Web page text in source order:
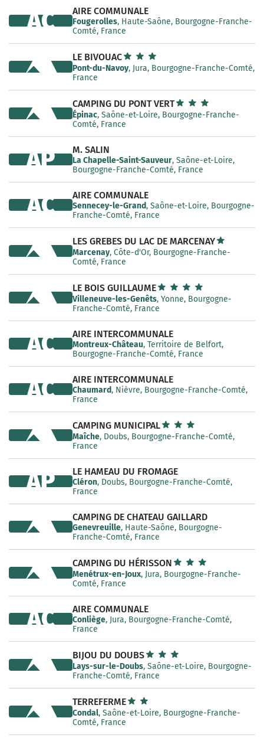
AIRE COMMUNALE
Fougerolles, Haute-Saône, Bourgogne-Franche-
Comté, France
AC
LE BIVOUAC
Pont-du-Navoy, Jura, Bourgogne-Franche-Comté,
France
CAMPING DU PONT VERT
Épinac, Saône-et-Loire, Bourgogne-Franche-
Comté, France
M. SALIN
La Chapelle-Saint-Sauveur, Saône-et-Loire,
Bourgogne-Franche-Comté, France
AP
AIRE COMMUNALE
Sennecey-le-Grand, Saône-et-Loire, Bourgogne-
Franche-Comté, France
AC
LES GREBES DU LAC DE MARCENAY
Marcenay, Côte-d'Or, Bourgogne-Franche-
Comté, France
LE BOIS GUILLAUME
Villeneuve-les-Genêts, Yonne, Bourgogne-
Franche-Comté, France
AIRE INTERCOMMUNALE
Montreux-Château, Territoire de Belfort,
Bourgogne-Franche-Comté, France
AC
AIRE INTERCOMMUNALE
Chaumard, Nièvre, Bourgogne-Franche-Comté,
France
AC
CAMPING MUNICIPAL
Maîche, Doubs, Bourgogne-Franche-Comté,
France
LE HAMEAU DU FROMAGE
Cléron, Doubs, Bourgogne-Franche-Comté,
France
AP
CAMPING DE CHATEAU GAILLARD
Genevreuille, Haute-Saône, Bourgogne-
Franche-Comté, France
CAMPING DU HÉRISSON
Menétrux-en-Joux, Jura, Bourgogne-Franche-
Comté, France
AIRE COMMUNALE
Conliège, Jura, Bourgogne-Franche-Comté,
France
AC
BIJOU DU DOUBS
Lays-sur-le-Doubs, Saône-et-Loire, Bourgogne-
Franche-Comté, France
TERREFERME
Condal, Saône-et-Loire, Bourgogne-Franche-
Comté, France